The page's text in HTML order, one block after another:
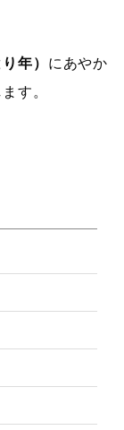
年） にあやか
す。